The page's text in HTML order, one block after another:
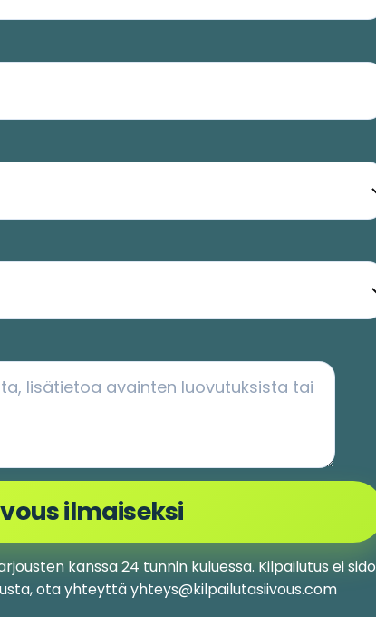
ilmaiseksi
kanssa 24 tunnin kuluessa. Kilpailutus ei sido
ota yhteyttä yhteys@kilpailutasiivous.com